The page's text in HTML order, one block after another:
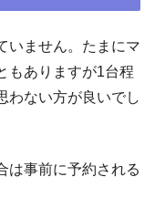
いません。たまにマ
もありますが1台程
わない方が良いでし
は事前に予約される